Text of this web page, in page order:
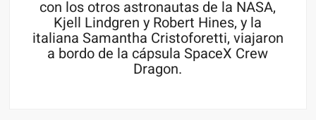
con los otros astronautas de la NASA,
Kjell Lindgren y Robert Hines, y la
italiana Samantha Cristoforetti, viajaron
a bordo de la cápsula SpaceX Crew
Dragon.